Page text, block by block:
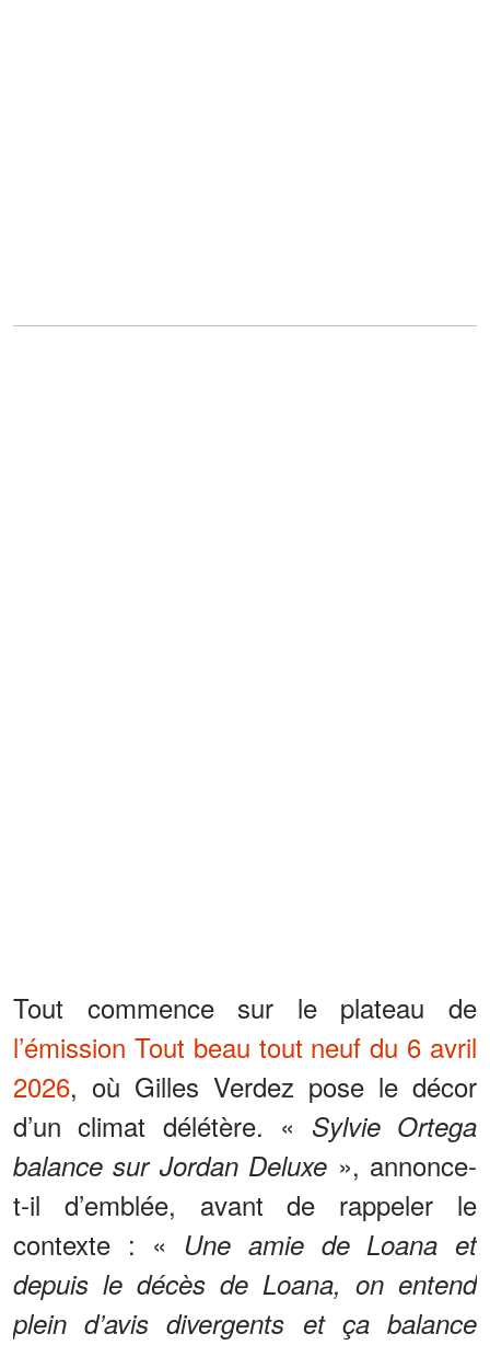
Tout commence sur le plateau de
l’émission Tout beau tout neuf du 6 avril
2026, où Gilles Verdez pose le décor
d’un climat délétère. « Sylvie Ortega
balance sur Jordan Deluxe », annonce-
t-il d’emblée, avant de rappeler le
contexte : « Une amie de Loana et
depuis le décès de Loana, on entend
plein d’avis divergents et ça balance